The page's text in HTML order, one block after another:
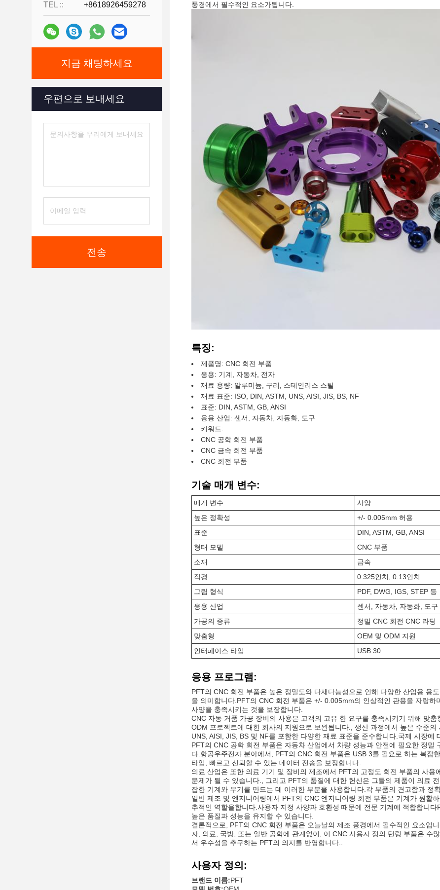
TEL :: +8618926459278
지금 채팅하세요
우편으로 보내세요
전송
풍경에서 필수적인 요소가됩니다.
특징:
제품명: CNC 회전 부품
응용: 기계, 자동차, 전자
재료 용량: 알루미늄, 구리, 스테인리스 스틸
재료 표준: ISO, DIN, ASTM, UNS, AISI, JIS, BS, NF
표준: DIN, ASTM, GB, ANSI
응용 산업: 센서, 자동차, 자동화, 도구
키워드:
CNC 공학 회전 부품
CNC 금속 회전 부품
CNC 회전 부품
기술 매개 변수:
매개 변수
사양
높은 정확성
+/- 0.005mm 허용
표준
DIN, ASTM, GB, ANSI
형태 모델
CNC 부품
소재
금속
직경
0.325인치, 0.13인치
그림 형식
PDF, DWG, IGS, STEP 등
응용 산업
센서, 자동차, 자동화, 도구
가공의 종류
정밀 CNC 회전 CNC 라딩
맞춤형
OEM 및 ODM 지원
인터페이스 타입
USB 30
응용 프로그램:
PFT의 CNC 회전 부품은 높은 정밀도와 다재다능성으로 인해 다양한 산업용 용
을 의미합니다.PFT의 CNC 회전 부품은 +/- 0.005mm의 인상적인 관용을 자랑
사양을 충족시키는 것을 보장합니다.
CNC 자동 거품 가공 장비의 사용은 고객의 고유 한 요구를 충족시키기 위해 맞
ODM 프로젝트에 대한 회사의 지원으로 보완됩니다., 생산 과정에서 높은 수준
UNS, AISI, JIS, BS 및 NF를 포함한 다양한 재료 표준을 준수합니다.국제 시장에
PFT의 CNC 공학 회전 부품은 자동차 산업에서 차량 성능과 안전에 필요한 정밀
다.항공우주전자 분야에서, PFT의 CNC 회전 부품은 USB 3를 필요로 하는 복잡
타입, 빠르고 신뢰할 수 있는 데이터 전송을 보장합니다.
의료 산업은 또한 의료 기기 및 장비의 제조에서 PFT의 고정도 회전 부품의 사
문제가 될 수 있습니다., 그리고 PFT의 품질에 대한 헌신은 그들의 제품이 의료
잡한 기계와 무기를 만드는 데 이러한 부분을 사용합니다.각 부품의 견고함과 정
일반 제조 및 엔지니어링에서 PFT의 CNC 엔지니어링 회전 부품은 기계가 원활
추적인 역할을합니다.사용자 지정 사양과 호환성 때문에 전문 기계에 적합합니
높은 품질과 성능을 유지할 수 있습니다.
결론적으로, PFT의 CNC 회전 부품은 오늘날의 제조 풍경에서 필수적인 요소입
자, 의료, 국방, 또는 일반 공학에 관계없이, 이 CNC 사용자 정의 턴링 부품은 수
서 우수성을 추구하는 PFT의 의지를 반영합니다..
사용자 정의:
브랜드 이름:PFT